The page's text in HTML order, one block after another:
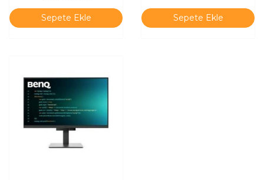
Sepete Ekle Sepete Ekle